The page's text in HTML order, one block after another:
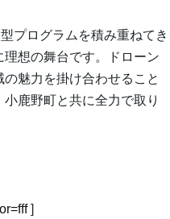
プログラムを積み重ねてき
想の舞台です。ドローン
魅力を掛け合わせること
鹿野町と共に全力で取り
]